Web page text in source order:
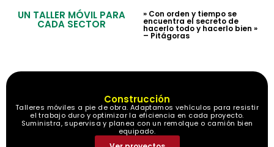
UN TALLER MÓVIL PARA
CADA SECTOR
» Con orden y tiempo se
encuentra el secreto de
hacerlo todo y hacerlo bien »
– Pitágoras
Construcción
Talleres móviles a pie de obra. Adaptamos vehículos para resistir
el trabajo duro y optimizar la eficiencia en cada proyecto.
Suministra, supervisa y planea con un remolque o camión bien
equipado.